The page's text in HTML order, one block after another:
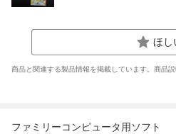
ほし
商品と関連する製品情報を掲載しています。商品
ファミリーコンピュータ用ソフト